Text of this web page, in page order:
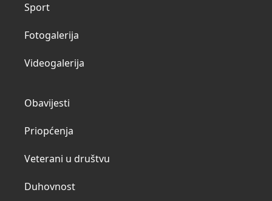
Sport
Fotogalerija
Videogalerija
Obavijesti
Priopćenja
Veterani u društvu
Duhovnost